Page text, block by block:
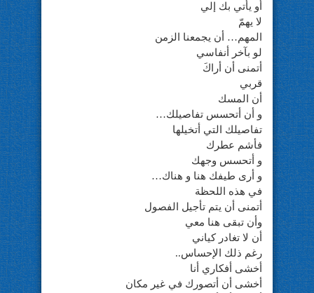
أو يأتي بك إلي
لا يهمّ
المهم… أن يجمعنا الزمن
لو بآخر أنفاسي
أتمنى أن أراكَ
قربي
أن المسك
و أن أتحسس تفاصيلك…
تفاصيلك التي أتخيلها
فأشم عطرك
و أتحسس وجهك
و أرى طيفك هنا و هناك…
في هذه اللحظة
أتمنى أن يتم تأجيل الفصول
وأن تبقى هنا معي
أن لا تغادر كياني
رغم ذلك الإحساس..
أخشى أفكاري أنا
أخشى أن أتصورك في غير مكان